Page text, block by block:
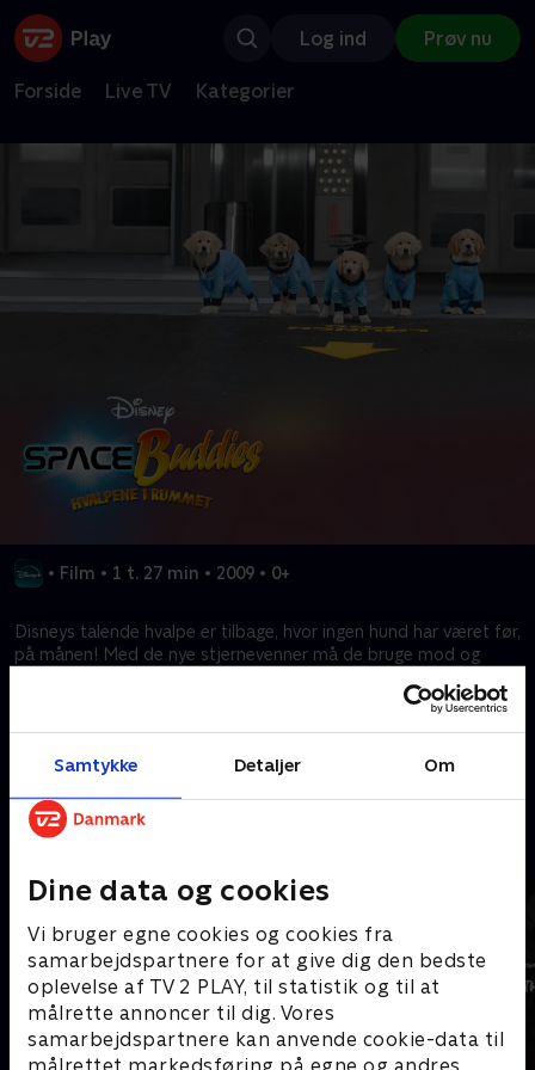
Samtykke Detaljer Om
Dine data og cookies
Vi bruger egne cookies og cookies fra
samarbejdspartnere for at give dig den bedste
oplevelse af TV 2 PLAY, til statistik og til at
målrette annoncer til dig. Vores
samarbejdspartnere kan anvende cookie-data til
Log ind Prøv nu
Forside Live TV Kategorier
• Film • 1 t. 27 min • 2009 • 0+
Disneys talende hvalpe er tilbage, hvor ingen hund har været før,
på månen! Med de nye stjernevenner må de bruge mod og
Kræver tilkøb